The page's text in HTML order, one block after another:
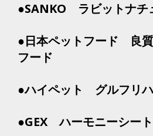
●SANKO ラビットナチ
●日本ペットフード 良
フード
●ハイペット グルフリ
●GEX ハーモニーシー